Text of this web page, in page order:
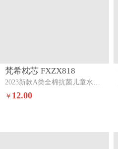
梵希枕芯 FXZX818
2023新款A类全棉抗菌儿童水洗枕头枕芯森林派对30x50cm
￥ 12.00